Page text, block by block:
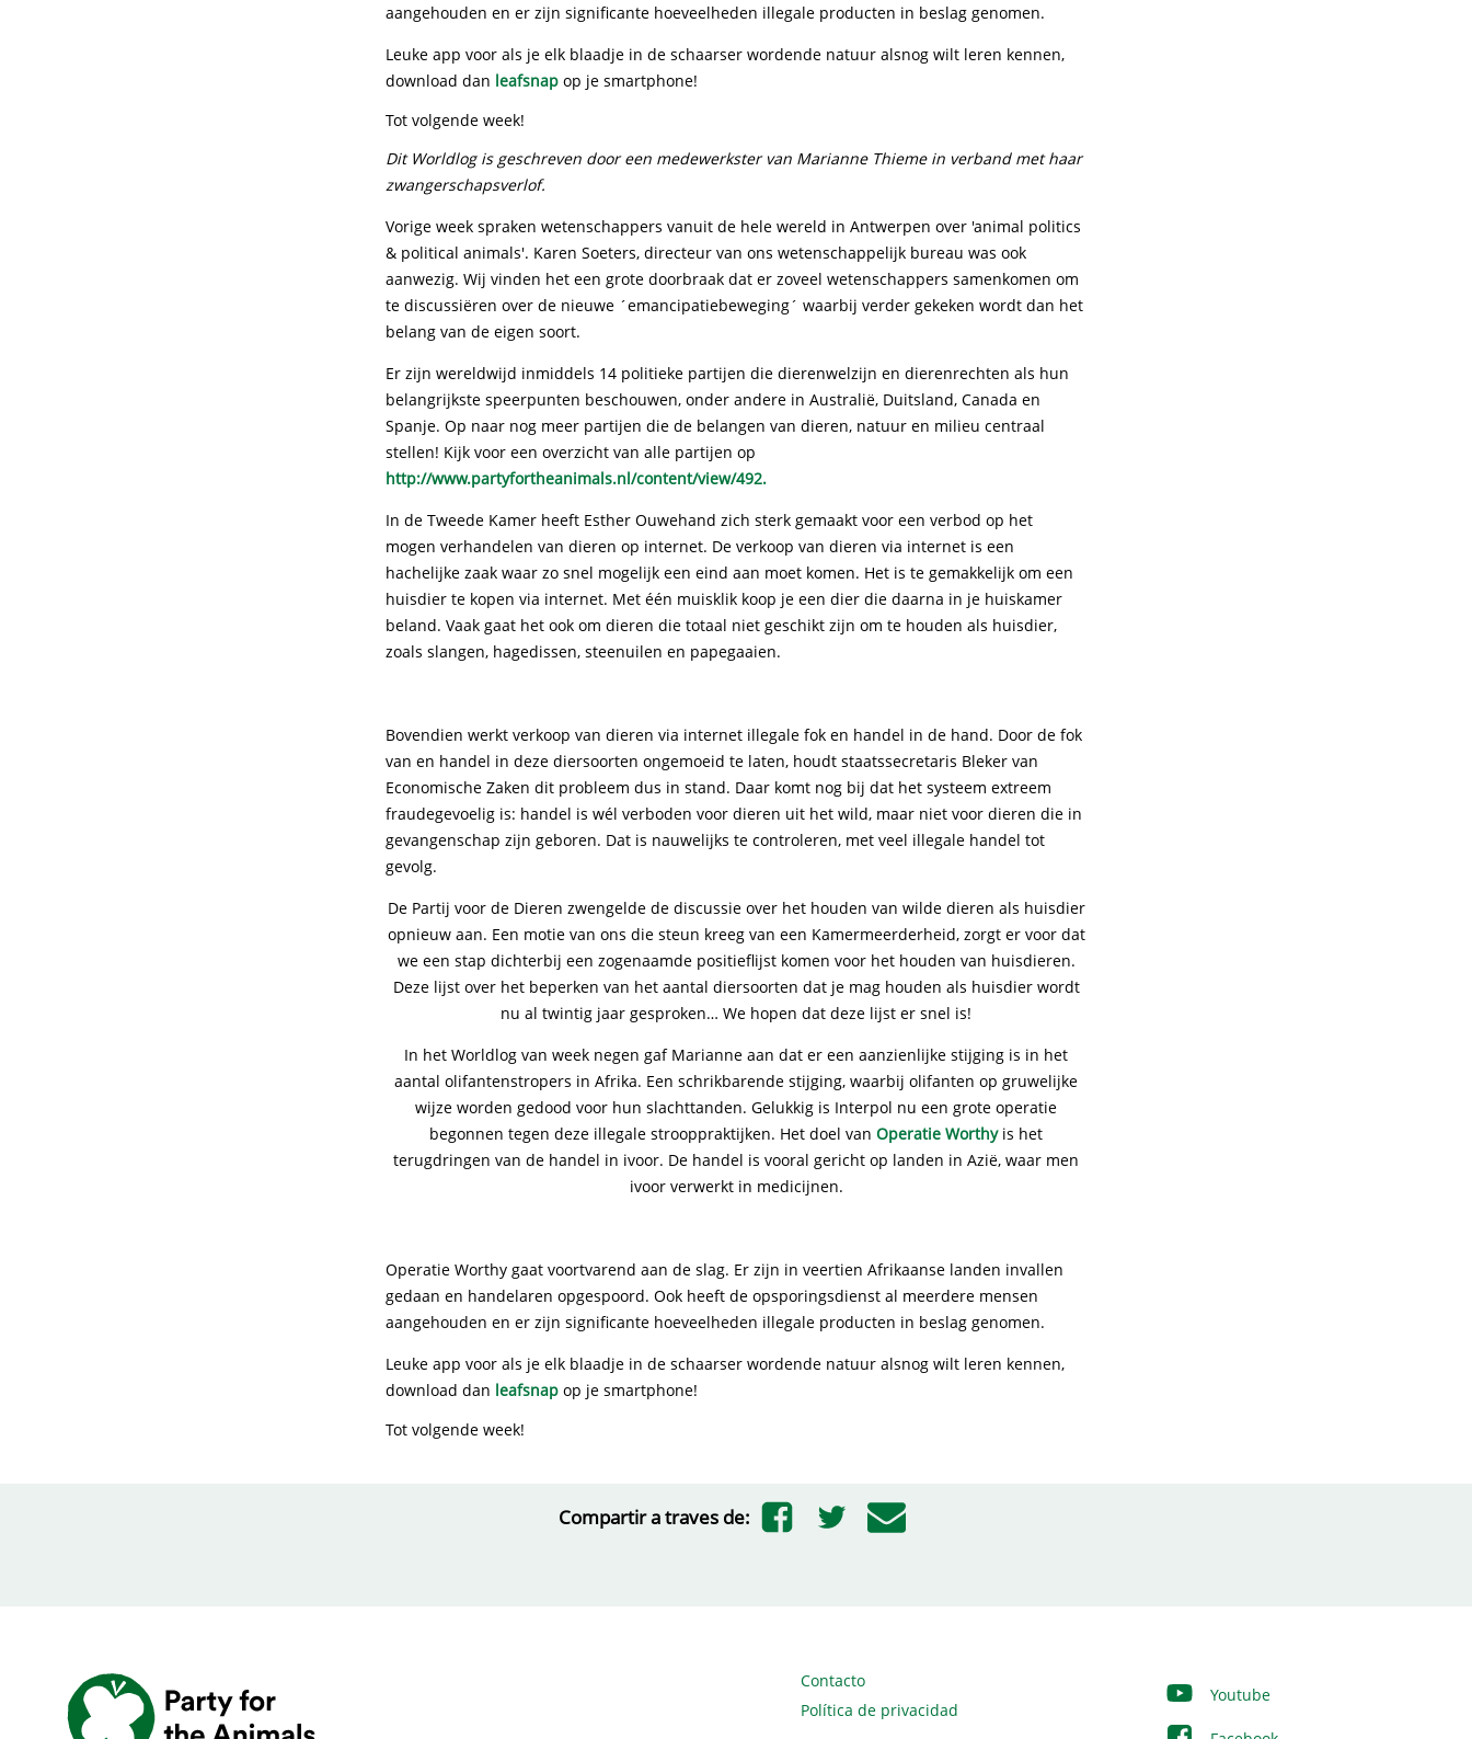
aangehouden en er zijn significante hoeveelheden illegale producten in beslag genomen.
Leuke app voor als je elk blaadje in de schaarser wordende natuur alsnog wilt leren kennen,
download dan leafsnap op je smartphone!
Tot volgende week!
Dit Worldlog is geschreven door een medewerkster van Marianne Thieme in verband met haar
zwangerschapsverlof.
Vorige week spraken wetenschappers vanuit de hele wereld in Antwerpen over 'animal politics
& political animals'. Karen Soeters, directeur van ons wetenschappelijk bureau was ook
aanwezig. Wij vinden het een grote doorbraak dat er zoveel wetenschappers samenkomen om
te discussiëren over de nieuwe ´emancipatiebeweging´ waarbij verder gekeken wordt dan het
belang van de eigen soort.
Er zijn wereldwijd inmiddels 14 politieke partijen die dierenwelzijn en dierenrechten als hun
belangrijkste speerpunten beschouwen, onder andere in Australië, Duitsland, Canada en
Spanje. Op naar nog meer partijen die de belangen van dieren, natuur en milieu centraal
stellen! Kijk voor een overzicht van alle partijen op
http://www.partyfortheanimals.nl/content/view/492.
In de Tweede Kamer heeft Esther Ouwehand zich sterk gemaakt voor een verbod op het
mogen verhandelen van dieren op internet. De verkoop van dieren via internet is een
hachelijke zaak waar zo snel mogelijk een eind aan moet komen. Het is te gemakkelijk om een
huisdier te kopen via internet. Met één muisklik koop je een dier die daarna in je huiskamer
beland. Vaak gaat het ook om dieren die totaal niet geschikt zijn om te houden als huisdier,
zoals slangen, hagedissen, steenuilen en papegaaien.
Bovendien werkt verkoop van dieren via internet illegale fok en handel in de hand. Door de fok
van en handel in deze diersoorten ongemoeid te laten, houdt staatssecretaris Bleker van
Economische Zaken dit probleem dus in stand. Daar komt nog bij dat het systeem extreem
fraudegevoelig is: handel is wél verboden voor dieren uit het wild, maar niet voor dieren die in
gevangenschap zijn geboren. Dat is nauwelijks te controleren, met veel illegale handel tot
gevolg.
De Partij voor de Dieren zwengelde de discussie over het houden van wilde dieren als huisdier
opnieuw aan. Een motie van ons die steun kreeg van een Kamermeerderheid, zorgt er voor dat
we een stap dichterbij een zogenaamde positieflijst komen voor het houden van huisdieren.
Deze lijst over het beperken van het aantal diersoorten dat je mag houden als huisdier wordt
nu al twintig jaar gesproken… We hopen dat deze lijst er snel is!
In het Worldlog van week negen gaf Marianne aan dat er een aanzienlijke stijging is in het
aantal olifantenstropers in Afrika. Een schrikbarende stijging, waarbij olifanten op gruwelijke
wijze worden gedood voor hun slachttanden. Gelukkig is Interpol nu een grote operatie
begonnen tegen deze illegale strooppraktijken. Het doel van Operatie Worthyis het
terugdringen van de handel in ivoor. De handel is vooral gericht op landen in Azië, waar men
ivoor verwerkt in medicijnen.
Operatie Worthy gaat voortvarend aan de slag. Er zijn in veertien Afrikaanse landen invallen
gedaan en handelaren opgespoord. Ook heeft de opsporingsdienst al meerdere mensen
aangehouden en er zijn significante hoeveelheden illegale producten in beslag genomen.
Leuke app voor als je elk blaadje in de schaarser wordende natuur alsnog wilt leren kennen,
download dan leafsnap op je smartphone!
Tot volgende week!
Compartir a traves de:
Contacto
Política de privacidad
Youtube